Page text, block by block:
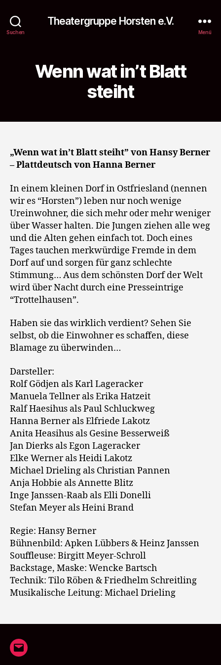
Suchen
Theatergruppe Horsten e.V.
Menü
Wenn wat in’t Blatt
steiht
„Wenn wat in’t Blatt steiht” von Hansy Berner
– Plattdeutsch von Hanna Berner
In einem kleinen Dorf in Ostfriesland (nennen
wir es “Horsten”) leben nur noch wenige
Ureinwohner, die sich mehr oder mehr weniger
über Wasser halten. Die Jungen ziehen alle weg
und die Alten gehen einfach tot. Doch eines
Tages tauchen merkwürdige Fremde in dem
Dorf auf und sorgen für ganz schlechte
Stimmung… Aus dem schönsten Dorf der Welt
wird über Nacht durch eine Presseintrige
“Trottelhausen”.
Haben sie das wirklich verdient? Sehen Sie
selbst, ob die Einwohner es schaffen, diese
Blamage zu überwinden…
Darsteller:
Rolf Gödjen als Karl Lageracker
Manuela Tellner als Erika Hatzeit
Ralf Haesihus als Paul Schluckweg
Hanna Berner als Elfriede Lakotz
Anita Heasihus als Gesine Besserweiß
Jan Dierks als Egon Lageracker
Elke Werner als Heidi Lakotz
Michael Drieling als Christian Pannen
Anja Hobbie als Annette Blitz
Inge Janssen-Raab als Elli Donelli
Stefan Meyer als Heini Brand
Regie: Hansy Berner
Bühnenbild: Apken Lübbers & Heinz Janssen
Souffleuse: Birgitt Meyer-Schroll
Backstage, Maske: Wencke Bartsch
Technik: Tilo Röben & Friedhelm Schreitling
Musikalische Leitung: Michael Drieling
E-